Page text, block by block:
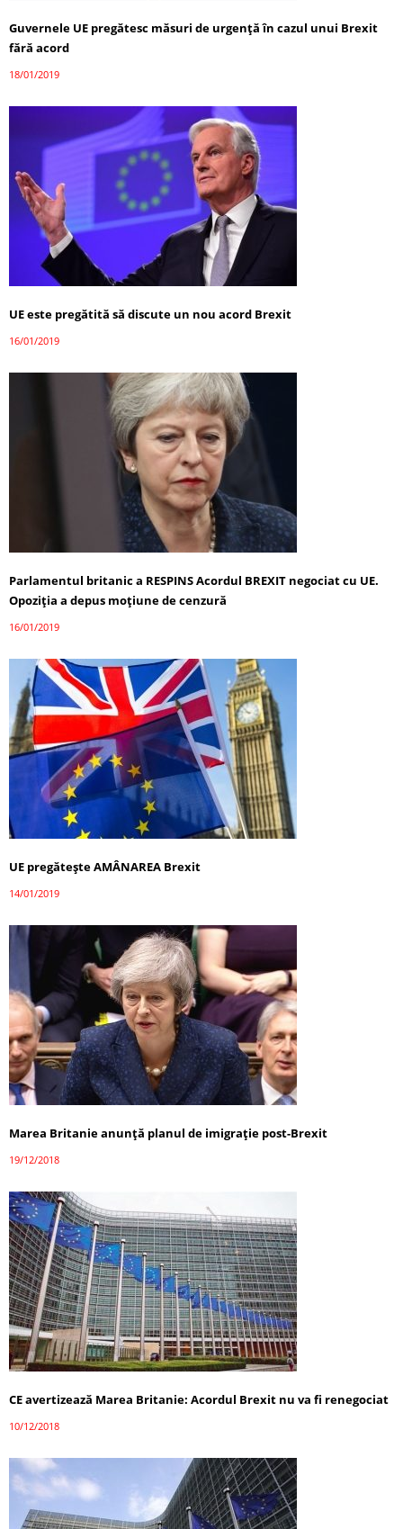
Guvernele UE pregătesc măsuri de urgenţă în cazul unui Brexit
fără acord
18/01/2019
UE este pregătită să discute un nou acord Brexit
16/01/2019
Parlamentul britanic a RESPINS Acordul BREXIT negociat cu UE.
Opoziţia a depus moţiune de cenzură
16/01/2019
UE pregăteşte AMÂNAREA Brexit
14/01/2019
Marea Britanie anunță planul de imigrație post-Brexit
19/12/2018
CE avertizează Marea Britanie: Acordul Brexit nu va fi renegociat
10/12/2018